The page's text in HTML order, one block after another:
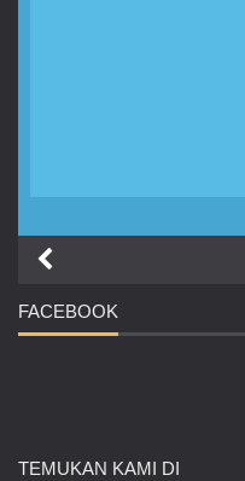
FACEBOOK
TEMUKAN KAMI DI